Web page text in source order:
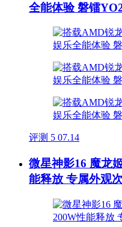
全能体验 磐镭
评测 5 07.14
微星神影16 魔龙
能释放 专属外观